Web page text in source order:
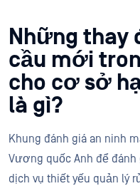
Những thay
cầu mới
cho cơ sở
là gì?
Khung đánh giá an ninh
Vương quốc Anh để
dịch vụ thiết yếu quản lý